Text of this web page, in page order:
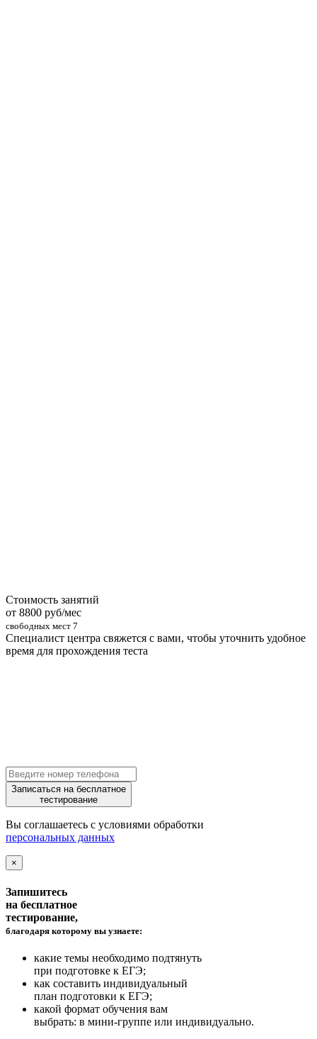
Стоимость занятий
от 8800 руб/мес
свободных мест 7
Специалист центра свяжется с вами, чтобы уточнить удобное
время для прохождения теста
Записаться на бесплатное
тестирование
Вы соглашаетесь с условиями обработки
персональных данных
×
Запишитесь
на бесплатное
тестирование,
благодаря которому вы узнаете:
какие темы необходимо подтянуть
при подготовке к ЕГЭ;
как составить индивидуальный
план подготовки к ЕГЭ;
какой формат обучения вам
выбрать: в мини-группе или индивидуально.